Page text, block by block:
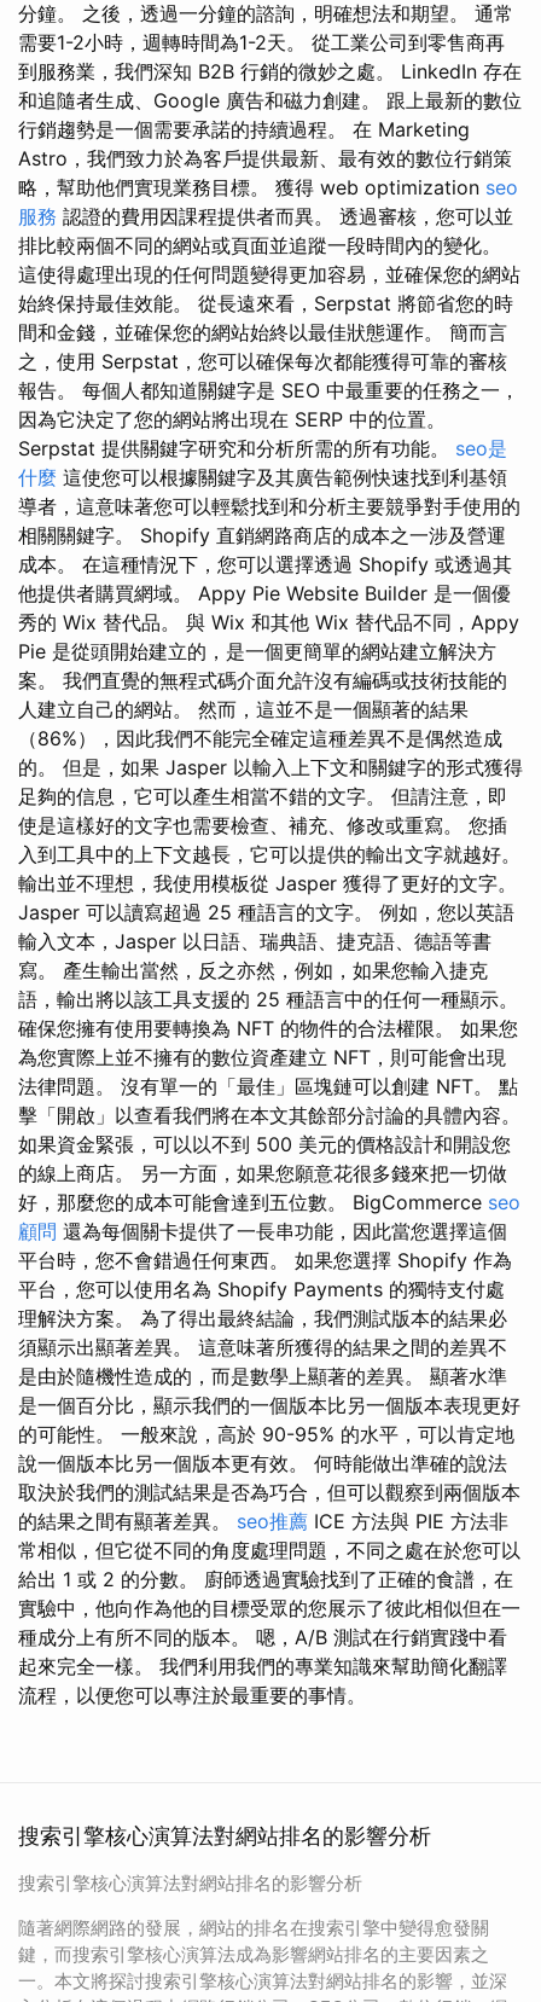
分鐘。 之後，透過一分鐘的諮詢，明確想法和期望。 通常
需要1-2小時，週轉時間為1-2天。 從工業公司到零售商再
到服務業，我們深知 B2B 行銷的微妙之處。 LinkedIn 存在
和追隨者生成、Google 廣告和磁力創建。 跟上最新的數位
行銷趨勢是一個需要承諾的持續過程。 在 Marketing
Astro，我們致力於為客戶提供最新、最有效的數位行銷策
略，幫助他們實現業務目標。 獲得 web optimization seo
服務 認證的費用因課程提供者而異。 透過審核，您可以並
排比較兩個不同的網站或頁面並追蹤一段時間內的變化。
這使得處理出現的任何問題變得更加容易，並確保您的網站
始終保持最佳效能。 從長遠來看，Serpstat 將節省您的時
間和金錢，並確保您的網站始終以最佳狀態運作。 簡而言
之，使用 Serpstat，您可以確保每次都能獲得可靠的審核
報告。 每個人都知道關鍵字是 SEO 中最重要的任務之一，
因為它決定了您的網站將出現在 SERP 中的位置。
Serpstat 提供關鍵字研究和分析所需的所有功能。 seo是
什麼 這使您可以根據關鍵字及其廣告範例快速找到利基領
導者，這意味著您可以輕鬆找到和分析主要競爭對手使用的
相關關鍵字。 Shopify 直銷網路商店的成本之一涉及營運
成本。 在這種情況下，您可以選擇透過 Shopify 或透過其
他提供者購買網域。 Appy Pie Website Builder 是一個優
秀的 Wix 替代品。 與 Wix 和其他 Wix 替代品不同，Appy
Pie 是從頭開始建立的，是一個更簡單的網站建立解決方
案。 我們直覺的無程式碼介面允許沒有編碼或技術技能的
人建立自己的網站。 然而，這並不是一個顯著的結果
（86%），因此我們不能完全確定這種差異不是偶然造成
的。 但是，如果 Jasper 以輸入上下文和關鍵字的形式獲得
足夠的信息，它可以產生相當不錯的文字。 但請注意，即
使是這樣好的文字也需要檢查、補充、修改或重寫。 您插
入到工具中的上下文越長，它可以提供的輸出文字就越好。
輸出並不理想，我使用模板從 Jasper 獲得了更好的文字。
Jasper 可以讀寫超過 25 種語言的文字。 例如，您以英語
輸入文本，Jasper 以日語、瑞典語、捷克語、德語等書
寫。 產生輸出當然，反之亦然，例如，如果您輸入捷克
語，輸出將以該工具支援的 25 種語言中的任何一種顯示。
確保您擁有使用要轉換為 NFT 的物件的合法權限。 如果您
為您實際上並不擁有的數位資產建立 NFT，則可能會出現
法律問題。 沒有單一的「最佳」區塊鏈可以創建 NFT。 點
擊「開啟」以查看我們將在本文其餘部分討論的具體內容。
如果資金緊張，可以以不到 500 美元的價格設計和開設您
的線上商店。 另一方面，如果您願意花很多錢來把一切做
好，那麼您的成本可能會達到五位數。 BigCommerce seo
顧問 還為每個關卡提供了一長串功能，因此當您選擇這個
平台時，您不會錯過任何東西。 如果您選擇 Shopify 作為
平台，您可以使用名為 Shopify Payments 的獨特支付處
理解決方案。 為了得出最終結論，我們測試版本的結果必
須顯示出顯著差異。 這意味著所獲得的結果之間的差異不
是由於隨機性造成的，而是數學上顯著的差異。 顯著水準
是一個百分比，顯示我們的一個版本比另一個版本表現更好
的可能性。 一般來說，高於 90-95% 的水平，可以肯定地
說一個版本比另一個版本更有效。 何時能做出準確的說法
取決於我們的測試結果是否為巧合，但可以觀察到兩個版本
的結果之間有顯著差異。 seo推薦 ICE 方法與 PIE 方法非
常相似，但它從不同的角度處理問題，不同之處在於您可以
給出 1 或 2 的分數。 廚師透過實驗找到了正確的食譜，在
實驗中，他向作為他的目標受眾的您展示了彼此相似但在一
種成分上有所不同的版本。 嗯，A/B 測試在行銷實踐中看
起來完全一樣。 我們利用我們的專業知識來幫助簡化翻譯
流程，以便您可以專注於最重要的事情。
搜索引擎核心演算法對網站排名的影響分析
搜索引擎核心演算法對網站排名的影響分析
隨著網際網路的發展，網站的排名在搜索引擎中變得愈發關
鍵，而搜索引擎核心演算法成為影響網站排名的主要因素之
一。本文將探討搜索引擎核心演算法對網站排名的影響，並深